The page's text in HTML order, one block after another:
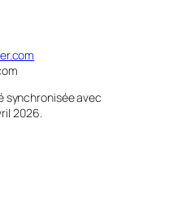
synchronisée avec
2026.